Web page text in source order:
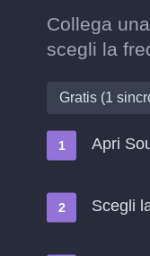
Collega
scegli la
Gratis (1
Apri
Scegli